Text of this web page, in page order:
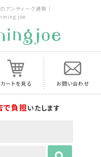
アンティーク通販｜
joe
カートを見る お問い合わせ
で負担いたします